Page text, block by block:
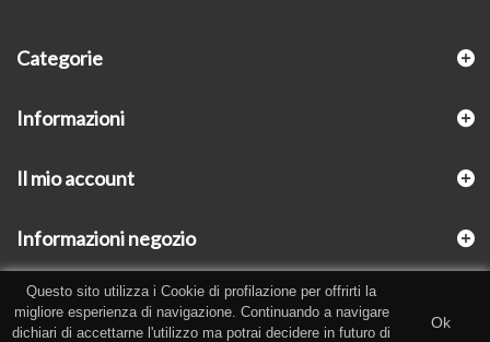
Categorie
Informazioni
Il mio account
Informazioni negozio
Questo sito utilizza i Cookie di profilazione per offrirti la
migliore esperienza di navigazione. Continuando a navigare
dichiari di accettarne l'utilizzo ma potrai decidere in futuro di
Ok